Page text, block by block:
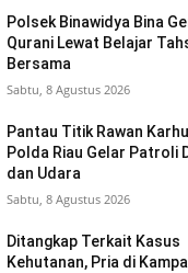
Polsek Binawidya Bina
Qurani Lewat Belajar
Bersama
Sabtu, 8 Agustus 2026
Pantau Titik Rawan
Polda Riau Gelar Patroli
dan Udara
Sabtu, 8 Agustus 2026
Ditangkap Terkait Kasus
Kehutanan, Pria di